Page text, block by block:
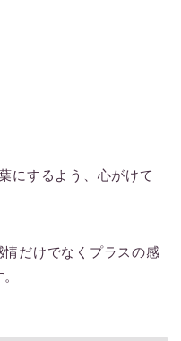
にするよう、心がけて
だけでなくプラスの感